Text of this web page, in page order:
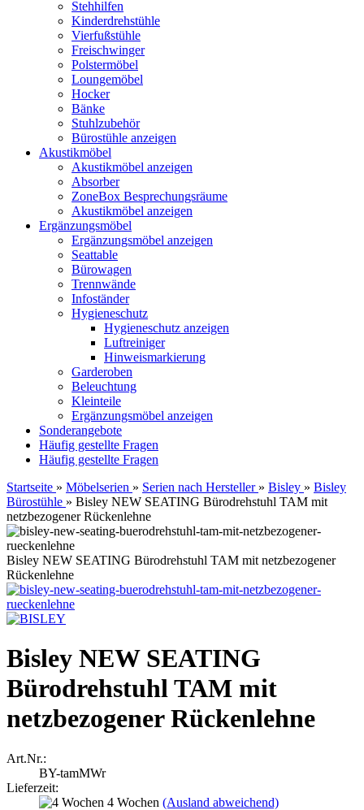
Stehhilfen
Kinderdrehstühle
Vierfußstühle
Freischwinger
Polstermöbel
Loungemöbel
Hocker
Bänke
Stuhlzubehör
Bürostühle anzeigen
Akustikmöbel
Akustikmöbel anzeigen
Absorber
ZoneBox Besprechungsräume
Akustikmöbel anzeigen
Ergänzungsmöbel
Ergänzungsmöbel anzeigen
Seattable
Bürowagen
Trennwände
Infoständer
Hygieneschutz
Hygieneschutz anzeigen
Luftreiniger
Hinweismarkierung
Garderoben
Beleuchtung
Kleinteile
Ergänzungsmöbel anzeigen
Sonderangebote
Häufig gestellte Fragen
Häufig gestellte Fragen
Startseite » Möbelserien » Serien nach Hersteller » Bisley » Bisley
Bürostühle » Bisley NEW SEATING Bürodrehstuhl TAM mit
netzbezogener Rückenlehne
Bisley NEW SEATING Bürodrehstuhl TAM mit netzbezogener
Rückenlehne
Bisley NEW SEATING
Bürodrehstuhl TAM mit
netzbezogener Rückenlehne
Art.Nr.:
BY-tamMWr
Lieferzeit:
4 Wochen (Ausland abweichend)